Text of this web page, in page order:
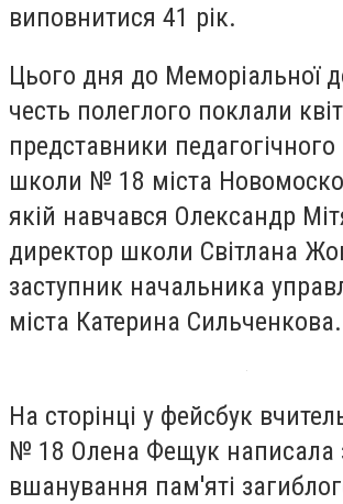
виповнитися 41 рік.
Цього дня до Меморіальної
честь полеглого поклали
представники
школи № 18 міста
якій навчався Олександр
директор школи Світлана
заступник начальника
міста Катерина Сильченкова.
На сторінці у фейсбук
№ 18 Олена Фещук написала
вшанування пам'яті